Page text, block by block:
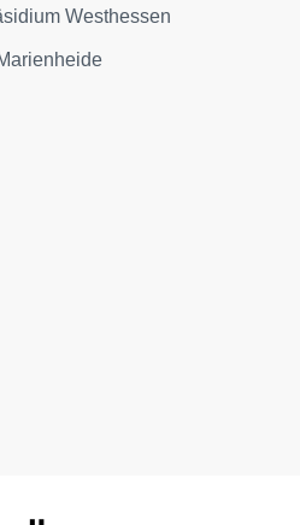
Westhessen